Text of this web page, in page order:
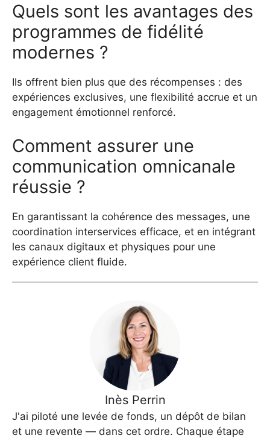
Quels sont les avantages des
programmes de fidélité
modernes ?
Ils offrent bien plus que des récompenses : des
expériences exclusives, une flexibilité accrue et un
engagement émotionnel renforcé.
Comment assurer une
communication omnicanale
réussie ?
En garantissant la cohérence des messages, une
coordination interservices efficace, et en intégrant
les canaux digitaux et physiques pour une
expérience client fluide.
Inès Perrin
J'ai piloté une levée de fonds, un dépôt de bilan
et une revente — dans cet ordre. Chaque étape